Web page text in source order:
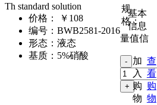
Th standard solution
价格：
￥108
编号： BWB2581-2016
形态： 液态
基质： 5%硝酸
规
格：
加
入
购
物
查
看
购
物
基本
信息
量值信